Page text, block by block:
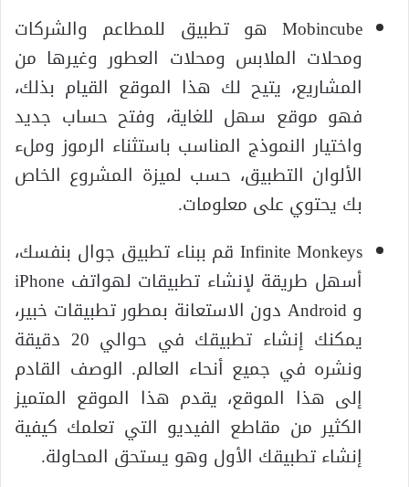
Mobincube هو تطبيق للمطاعم والشركات
ومحلات الملابس ومحلات العطور وغيرها من
المشاريع، يتيح لك هذا الموقع القيام بذلك،
فهو موقع سهل للغاية، وفتح حساب جديد
واختيار النموذج المناسب باستثناء الرموز وملء
الألوان التطبيق، حسب لميزة المشروع الخاص
بك يحتوي على معلومات.
Infinite Monkeys قم ببناء تطبيق جوال بنفسك،
أسهل طريقة لإنشاء تطبيقات لهواتف iPhone
و Android دون الاستعانة بمطور تطبيقات خبير،
يمكنك إنشاء تطبيقك في حوالي 20 دقيقة
ونشره في جميع أنحاء العالم. الوصف القادم
إلى هذا الموقع، يقدم هذا الموقع المتميز
الكثير من مقاطع الفيديو التي تعلمك كيفية
إنشاء تطبيقك الأول وهو يستحق المحاولة.